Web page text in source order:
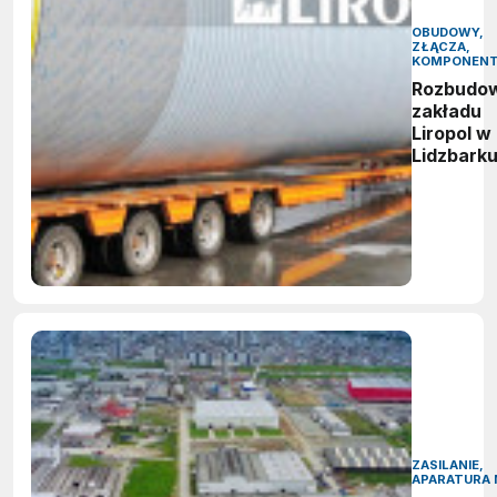
OBUDOWY,
ZŁĄCZA,
zakładu
Liropol w
Lidzbarku
ZASILANIE,
APARATURA